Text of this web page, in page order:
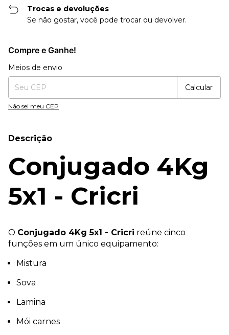
Trocas e devoluções
Se não gostar, você pode trocar ou devolver.
Compre e Ganhe!
Entregas para o CEP:
Meios de envio
Calcular
Não sei meu CEP
Descrição
Conjugado 4Kg
5x1 - Cricri
O Conjugado 4Kg 5x1 - Cricri reúne cinco
funções em um único equipamento:
Mistura
Sova
Lamina
Mói carnes